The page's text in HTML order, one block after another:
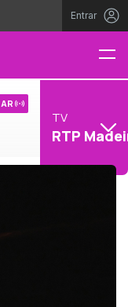
Entrar
TV
RTP